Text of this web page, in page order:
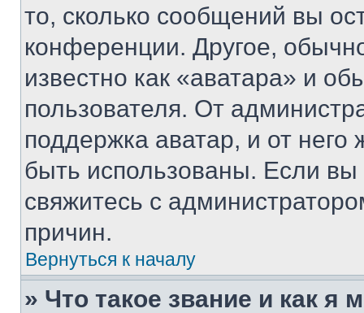
то, сколько сообщений вы
конференции. Другое,
известно как «аватара» и
пользователя. От
поддержка аватар, и от него
быть использованы. Если
свяжитесь с
причин.
Вернуться к началу
» Что такое звание и как я